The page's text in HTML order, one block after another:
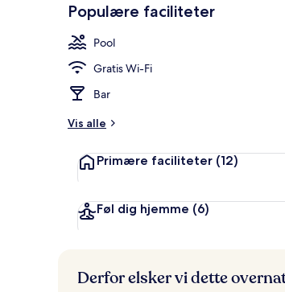
Gæstefavoritter
a
f
d
Populære faciliteter
Pool
Gratis Wi-Fi
Bar
Vis alle
Primære faciliteter (12)
Føl dig hjemme (6)
Derfor elsker vi dette